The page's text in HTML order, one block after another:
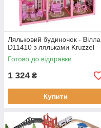
Ляльковий будиночок - Вілла
D11410 з ляльками Kruzzel
Готово до відправки
1 324 ₴
Купити